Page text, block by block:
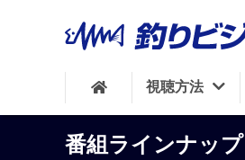
視聴方法
番組ラインナップ